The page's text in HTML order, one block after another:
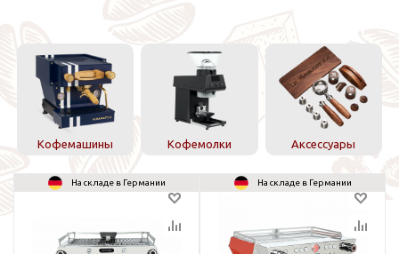
Кофемашины Кофемолки Аксессуары
На складе в Германии На складе в Германии